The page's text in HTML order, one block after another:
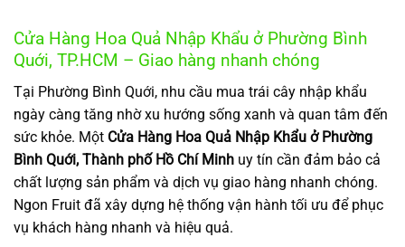
Cửa Hàng Hoa Quả Nhập Khẩu ở Phường Bình
Quới, TP.HCM – Giao hàng nhanh chóng
Tại Phường Bình Quới, nhu cầu mua trái cây nhập khẩu
ngày càng tăng nhờ xu hướng sống xanh và quan tâm đến
sức khỏe. Một Cửa Hàng Hoa Quả Nhập Khẩu ở Phường
Bình Quới, Thành phố Hồ Chí Minh uy tín cần đảm bảo cả
chất lượng sản phẩm và dịch vụ giao hàng nhanh chóng.
Ngon Fruit đã xây dựng hệ thống vận hành tối ưu để phục
vụ khách hàng nhanh và hiệu quả.